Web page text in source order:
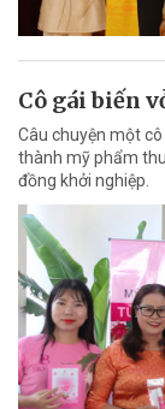
Cô gái biến
Câu chuyện một
thành mỹ phẩm
đồng khởi nghiệp.